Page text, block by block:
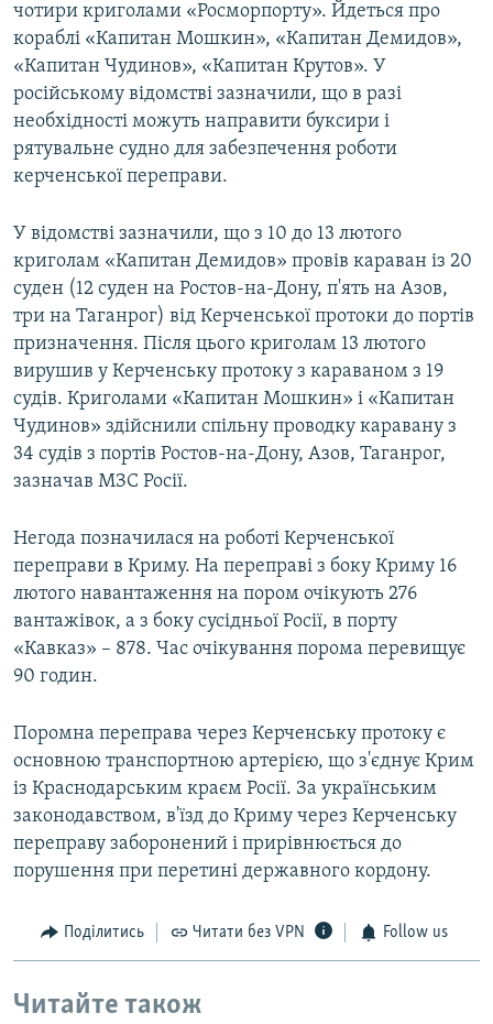
чотири криголами «Росморпорту». Йдеться про
кораблі «Капитан Мошкин», «Капитан Демидов»,
«Капитан Чудинов», «Капитан Крутов». У
російському відомстві зазначили, що в разі
необхідності можуть направити буксири і
рятувальне судно для забезпечення роботи
керченської переправи.
У відомстві зазначили, що з 10 до 13 лютого
криголам «Капитан Демидов» провів караван із 20
суден (12 суден на Ростов-на-Дону, п'ять на Азов,
три на Таганрог) від Керченської протоки до портів
призначення. Після цього криголам 13 лютого
вирушив у Керченську протоку з караваном з 19
судів. Криголами «Капитан Мошкин» і «Капитан
Чудинов» здійснили спільну проводку каравану з
34 судів з портів Ростов-на-Дону, Азов, Таганрог,
зазначав МЗС Росії.
Негода позначилася на роботі Керченської
переправи в Криму. На переправі з боку Криму 16
лютого навантаження на пором очікують 276
вантажівок, а з боку сусідньої Росії, в порту
«Кавказ» – 878. Час очікування порома перевищує
90 годин.
Поромна переправа через Керченську протоку є
основною транспортною артерією, що з'єднує Крим
із Краснодарським краєм Росії. За українським
законодавством, в'їзд до Криму через Керченську
переправу заборонений і прирівнюється до
порушення при перетині державного кордону.
Поділитись Читати без VPN Follow us
Читайте також